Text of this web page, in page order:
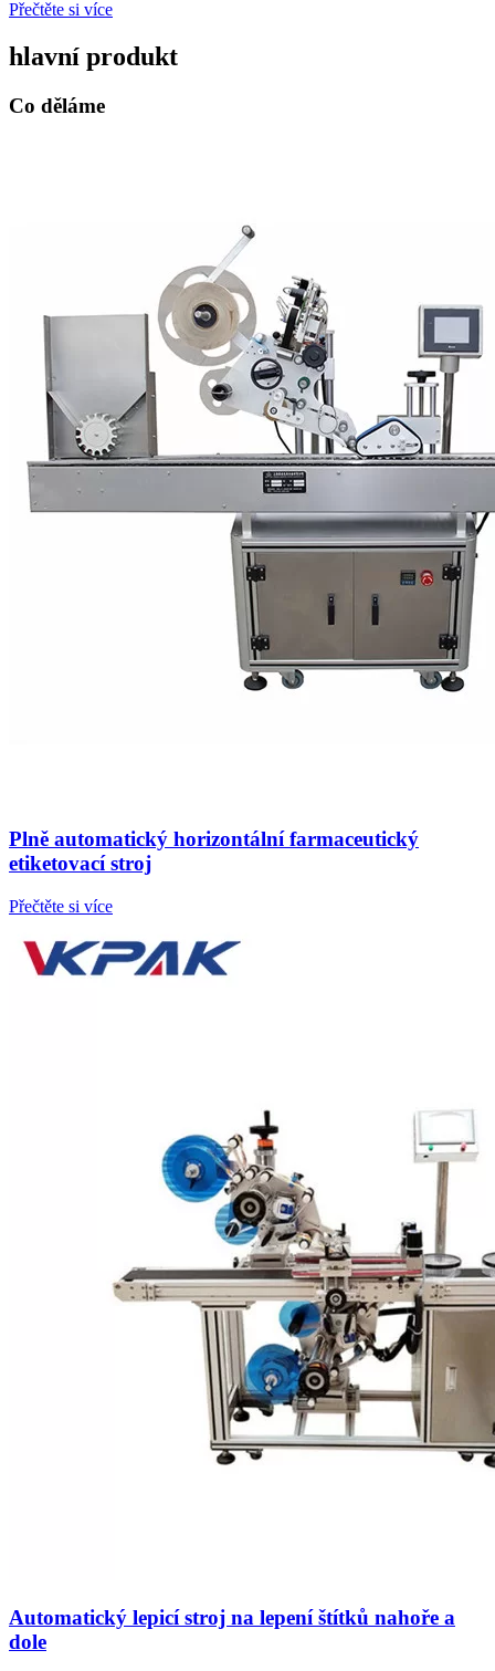
Přečtěte si více
hlavní produkt
Co děláme
Plně automatický horizontální farmaceutický
etiketovací stroj
Přečtěte si více
Automatický lepicí stroj na lepení štítků nahoře a
dole